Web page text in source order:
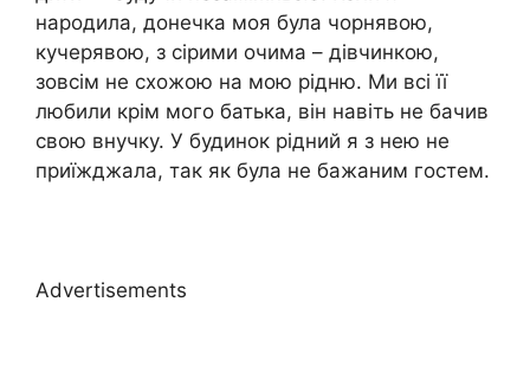
народила, донечка моя була чорнявою,
кучерявою, з сірими очима – дівчинкою,
зовсім не схожою на мою рідню. Ми всі її
любили крім мого батька, він навіть не бачив
свою внучку. У будинок рідний я з нею не
приїжджала, так як була не бажаним гостем.
Advertisements